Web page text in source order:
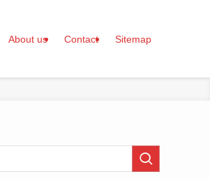
About us Contact Sitemap